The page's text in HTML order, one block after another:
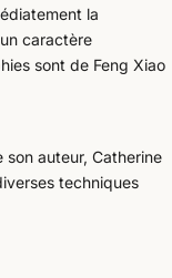
la
caractère
sont de Feng Xiao
son auteur, Catherine
techniques